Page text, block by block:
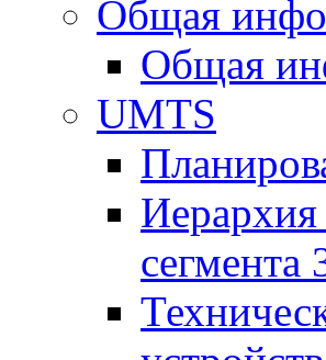
Общая
Общая
UMTS
Иерархия
сегмента